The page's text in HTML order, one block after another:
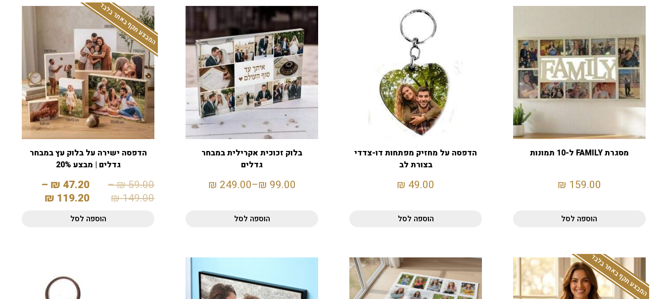
מסגרת FAMILY ל-10 תמונות
159.00
₪
הוספה לסל
הדפסה על מחזיק מפתחות דו-צדדי
בצורת לב
49.00
₪
הוספה לסל
בלוק זכוכית אקרילית במבחר
גדלים
99.00
₪
–
249.00
₪
הוספה לסל
המבצע תקף באתר בלבד
הדפסה ישירה על בלוק עץ במבחר
גדלים | מבצע 20%
59.00
₪
–
149.00
₪
47.20
₪
–
119.20
₪
הוספה לסל
המבצע תקף באתר בלבד